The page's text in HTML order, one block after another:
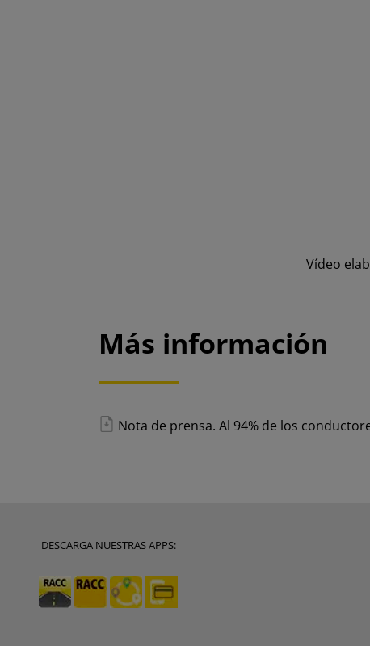
Vídeo
Más información
Nota de prensa. Al 94% de los
DESCARGA NUESTRAS APPS: